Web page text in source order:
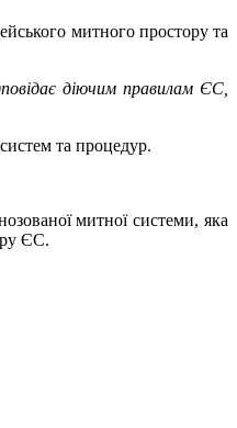
митного простору та
діючим правилам ЄС,
та процедур.
митної системи, яка
ЄС.